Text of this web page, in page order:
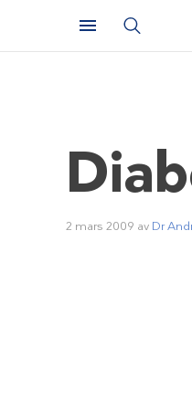
2 mars 2009 av Dr